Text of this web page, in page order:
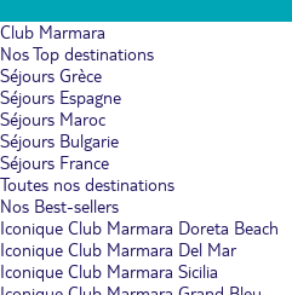
Club Marmara
Nos Top destinations
Séjours Grèce
Séjours Espagne
Séjours Maroc
Séjours Bulgarie
Séjours France
Toutes nos destinations
Nos Best-sellers
Iconique Club Marmara Doreta Beach
Iconique Club Marmara Del Mar
Iconique Club Marmara Sicilia